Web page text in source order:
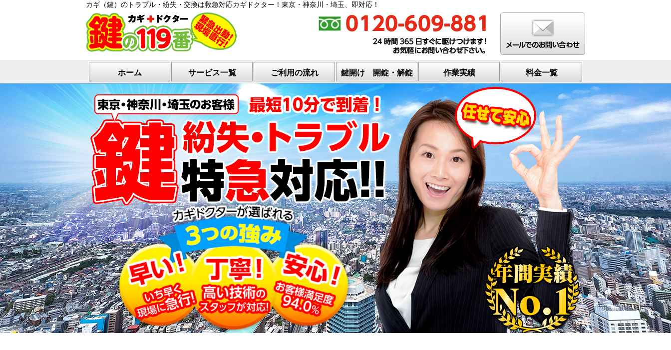
カギ（鍵）のトラブル・紛失・交換は救急対応カギドクター！東京・神奈川・埼玉、即対応！
ホーム サービス一覧 ご利用の流れ 鍵開け 開錠・解錠 作業実績 料金一覧